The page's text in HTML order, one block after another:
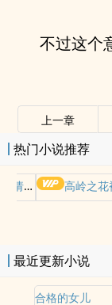
不过这个
上一章
热门小说推荐
摆好 高岭之花被权贵轮
最近更新小说
合格的女儿